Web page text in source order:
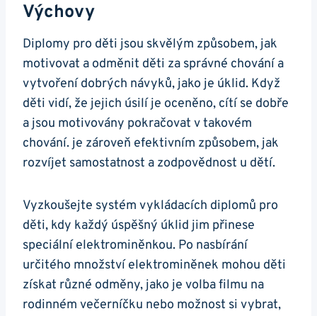
Výchovy
Diplomy pro děti jsou skvělým způsobem, jak
motivovat a odměnit děti za správné chování a
vytvoření dobrých návyků, jako je úklid. Když
děti vidí, že jejich úsilí je oceněno, cítí se dobře
a jsou motivovány pokračovat v takovém
chování. je zároveň efektivním způsobem, jak
rozvíjet samostatnost a zodpovědnost u dětí.
Vyzkoušejte systém vykládacích diplomů pro
děti, kdy každý úspěšný úklid jim přinese
speciální elektrominěnkou. Po nasbírání
určitého množství elektrominěnek mohou děti
získat různé odměny, jako je volba filmu na
rodinném večerníčku nebo možnost si vybrat,